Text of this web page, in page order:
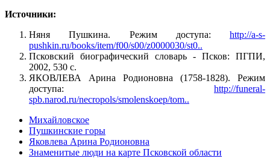
Источники:
Няня Пушкина. Режим доступа: http://a-s-
pushkin.ru/books/item/f00/s00/z0000030/st0..
Псковский биографический словарь - Псков: ПГПИ,
2002, 530 с.
ЯКОВЛЕВА Арина Родионовна (1758-1828). Режим
доступа: http://funeral-
spb.narod.ru/necropols/smolenskoep/tom..
Михайловское
Пушкинские горы
Яковлева Арина Родионовна
Знаменитые люди на карте Псковской области